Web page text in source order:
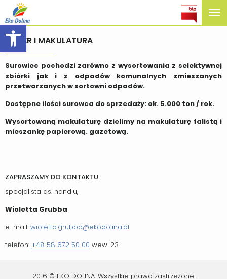
Open toolbar
PAPIER I MAKULATURA
Surowiec pochodzi zarówno z wysortowania z selektywnej
zbiórki jak i z odpadów komunalnych zmieszanych
przetwarzanych w sortowni odpadów.
Dostępne ilości surowca do sprzedaży: ok. 5.000 ton / rok.
Wysortowaną makulaturę dzielimy na makulaturę falistą i
mieszankę papierową. gazetową.
ZAPRASZAMY DO KONTAKTU:
specjalista ds. handlu,
Wioletta Grubba
e-mail: wioletta.grubba@ekodolina.pl
telefon: +48 58 672 50 00 wew. 23
2016 © EKO DOLINA. Wszystkie prawa zastrzeżone.